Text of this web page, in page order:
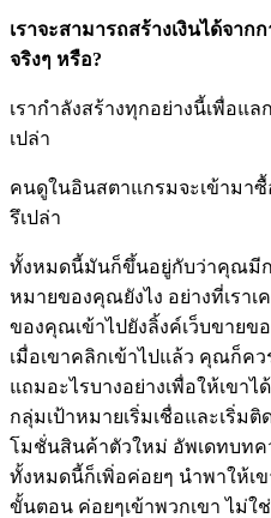
เราจะสามารถสร้างเงินได้จา
จริงๆ หรือ?
เรากำลังสร้างทุกอย่างนี้เพื่อ
เปล่า
คนดูในอินสตาแกรมจะเข้ามาซื้
รึเปล่า
ทั้งหมดนี้มันก็ขึ้นอยู่กับว่าคุณมีกา
หมายของคุณยังไง อย่างที่เราเ
ของคุณเข้าไปยังลิ้งค์เว็บขาย
เมื่อเขาคลิกเข้าไปแล้ว คุณก็ค
แถมอะไรบางอย่างเพื่อให้เขาไ
กลุ่มเป้าหมายเริ่มเชื่อและเริ่ม
โมชั่นสินค้าตัวใหม่ อัพเดทบทค
ทั้งหมดนี้ก็เพิ่อค่อยๆ นำพาให้เ
ขั้นตอน ค่อยๆเข้าพวกเขา ไม่ใ